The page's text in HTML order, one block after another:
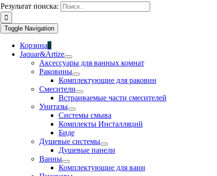
Результат поиска:
Toggle Navigation
Корзина0
Jaquar&Artize
Аксессуары для ванных комнат
Раковины
Комплектующие для раковин
Смесители
Встраиваемые части смесителей
Унитазы
Системы смыва
Комплекты Инсталляций
Биде
Душевые системы
Душевые панели
Ванны
Комплектующие для ванн